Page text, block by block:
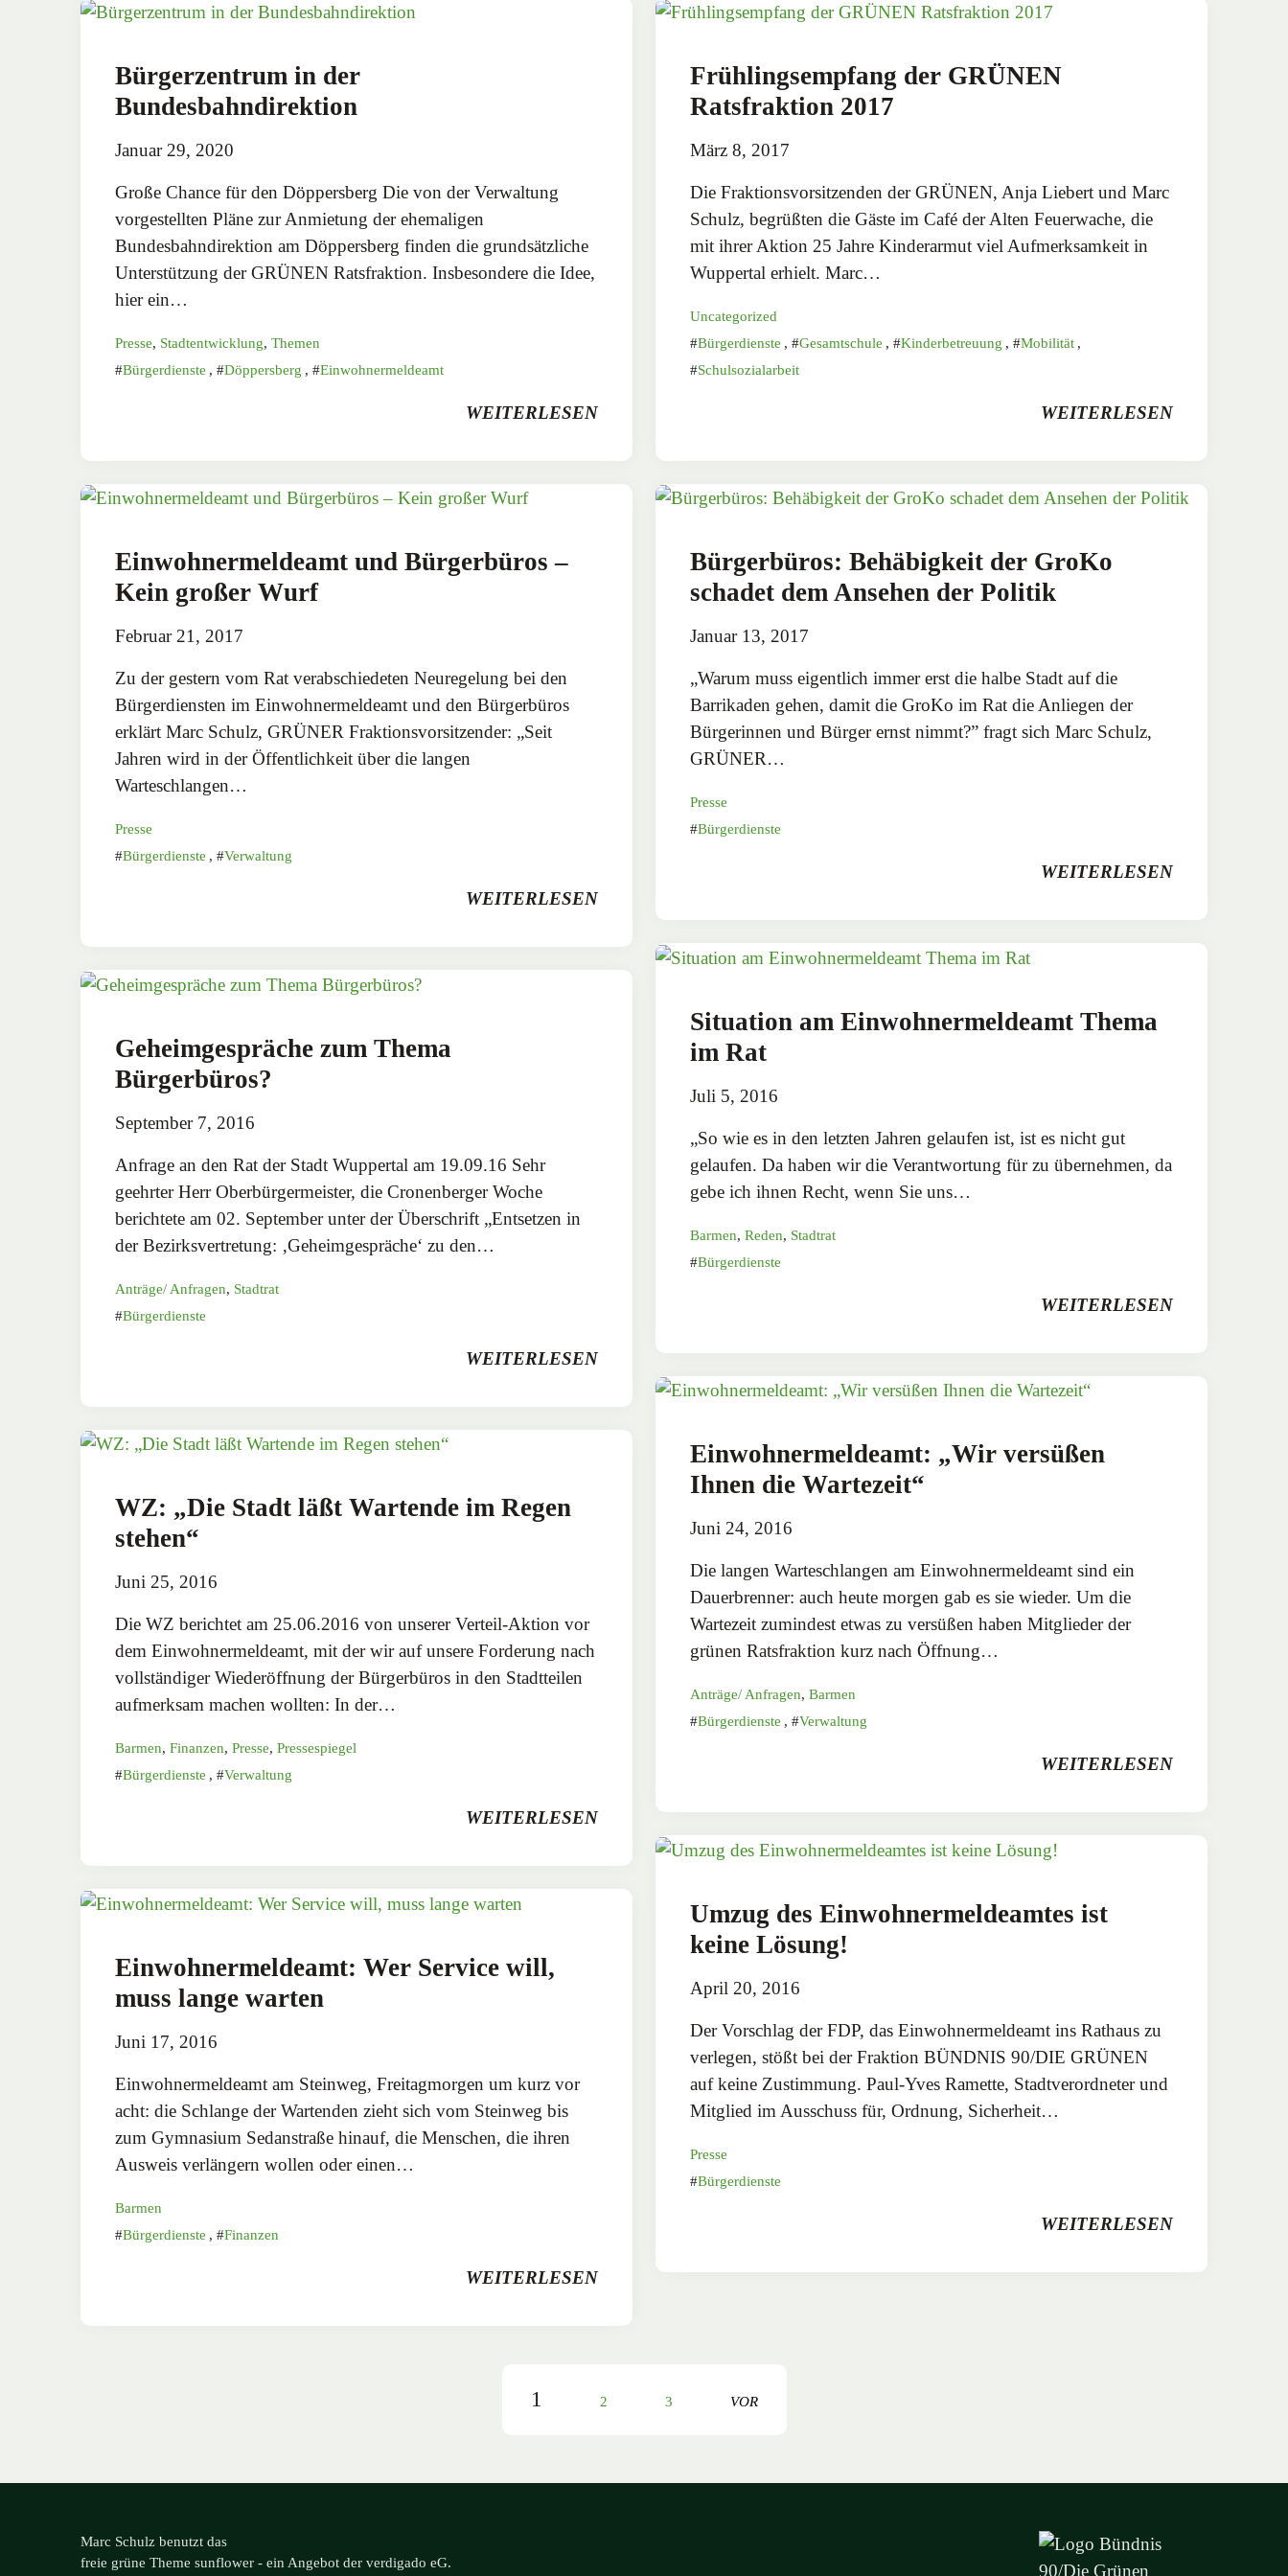
Bürgerzentrum in der
Bundesbahndirektion
Januar 29, 2020
Große Chance für den Döppersberg Die von der Verwaltung
vorgestellten Pläne zur Anmietung der ehemaligen
Bundesbahndirektion am Döppersberg finden die grundsätzliche
Unterstützung der GRÜNEN Ratsfraktion. Insbesondere die Idee,
hier ein…
Presse, Stadtentwicklung, Themen
Bürgerdienste , Döppersberg , Einwohnermeldeamt
WEITERLESEN
Einwohnermeldeamt und Bürgerbüros –
Kein großer Wurf
Februar 21, 2017
Zu der gestern vom Rat verabschiedeten Neuregelung bei den
Bürgerdiensten im Einwohnermeldeamt und den Bürgerbüros
erklärt Marc Schulz, GRÜNER Fraktionsvorsitzender: „Seit
Jahren wird in der Öffentlichkeit über die langen
Warteschlangen…
Presse
Bürgerdienste , Verwaltung
WEITERLESEN
Geheimgespräche zum Thema
Bürgerbüros?
September 7, 2016
Anfrage an den Rat der Stadt Wuppertal am 19.09.16 Sehr
geehrter Herr Oberbürgermeister, die Cronenberger Woche
berichtete am 02. September unter der Überschrift „Entsetzen in
der Bezirksvertretung: ‚Geheimgespräche‘ zu den…
Anträge/ Anfragen, Stadtrat
Bürgerdienste
WEITERLESEN
WZ: „Die Stadt läßt Wartende im Regen
stehen“
Juni 25, 2016
Die WZ berichtet am 25.06.2016 von unserer Verteil-Aktion vor
dem Einwohnermeldeamt, mit der wir auf unsere Forderung nach
vollständiger Wiederöffnung der Bürgerbüros in den Stadtteilen
aufmerksam machen wollten: In der…
Barmen, Finanzen, Presse, Pressespiegel
Bürgerdienste , Verwaltung
WEITERLESEN
Einwohnermeldeamt: Wer Service will,
muss lange warten
Juni 17, 2016
Einwohnermeldeamt am Steinweg, Freitagmorgen um kurz vor
acht: die Schlange der Wartenden zieht sich vom Steinweg bis
zum Gymnasium Sedanstraße hinauf, die Menschen, die ihren
Ausweis verlängern wollen oder einen…
Barmen
Bürgerdienste , Finanzen
WEITERLESEN
Frühlingsempfang der GRÜNEN
Ratsfraktion 2017
März 8, 2017
Die Fraktionsvorsitzenden der GRÜNEN, Anja Liebert und Marc
Schulz, begrüßten die Gäste im Café der Alten Feuerwache, die
mit ihrer Aktion 25 Jahre Kinderarmut viel Aufmerksamkeit in
Wuppertal erhielt. Marc…
Uncategorized
Bürgerdienste , Gesamtschule , Kinderbetreuung , Mobilität ,
Schulsozialarbeit
WEITERLESEN
Bürgerbüros: Behäbigkeit der GroKo
schadet dem Ansehen der Politik
Januar 13, 2017
„Warum muss eigentlich immer erst die halbe Stadt auf die
Barrikaden gehen, damit die GroKo im Rat die Anliegen der
Bürgerinnen und Bürger ernst nimmt?” fragt sich Marc Schulz,
GRÜNER…
Presse
Bürgerdienste
WEITERLESEN
Situation am Einwohnermeldeamt Thema
im Rat
Juli 5, 2016
„So wie es in den letzten Jahren gelaufen ist, ist es nicht gut
gelaufen. Da haben wir die Verantwortung für zu übernehmen, da
gebe ich ihnen Recht, wenn Sie uns…
Barmen, Reden, Stadtrat
Bürgerdienste
WEITERLESEN
Einwohnermeldeamt: „Wir versüßen
Ihnen die Wartezeit“
Juni 24, 2016
Die langen Warteschlangen am Einwohnermeldeamt sind ein
Dauerbrenner: auch heute morgen gab es sie wieder. Um die
Wartezeit zumindest etwas zu versüßen haben Mitglieder der
grünen Ratsfraktion kurz nach Öffnung…
Anträge/ Anfragen, Barmen
Bürgerdienste , Verwaltung
WEITERLESEN
Umzug des Einwohnermeldeamtes ist
keine Lösung!
April 20, 2016
Der Vorschlag der FDP, das Einwohnermeldeamt ins Rathaus zu
verlegen, stößt bei der Fraktion BÜNDNIS 90/DIE GRÜNEN
auf keine Zustimmung. Paul-Yves Ramette, Stadtverordneter und
Mitglied im Ausschuss für, Ordnung, Sicherheit…
Presse
Bürgerdienste
WEITERLESEN
1 2 3 VOR
Marc Schulz benutzt das
freie grüne Theme sunflower ‐ ein Angebot der verdigado eG.